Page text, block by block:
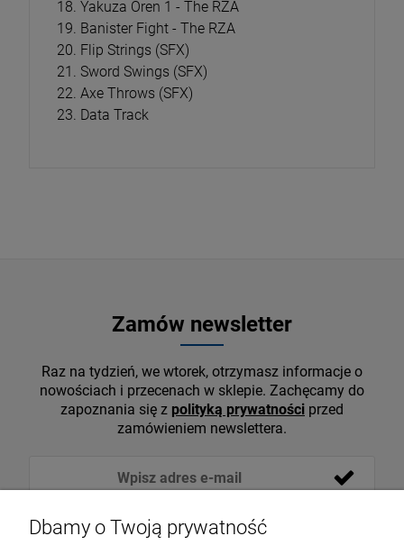
18. Yakuza Oren 1 - The RZA
19. Banister Fight - The RZA
20. Flip Strings (SFX)
21. Sword Swings (SFX)
22. Axe Throws (SFX)
23. Data Track
Zamów newsletter
Raz na tydzień, we wtorek, otrzymasz informacje o
nowościach i przecenach w sklepie. Zachęcamy do
zapoznania się z polityką prywatności przed
zamówieniem newslettera.
Dbamy o Twoją prywatność